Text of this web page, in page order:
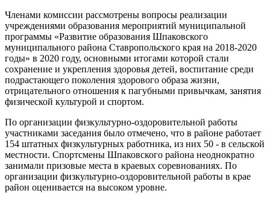
Членами комиссии рассмотрены вопросы реализации
учреждениями образования мероприятий муниципальной
программы «Развитие образования Шпаковского
муниципального района Ставропольского края на 2018-2020
годы» в 2020 году, основными итогами которой стали
сохранение и укрепления здоровья детей, воспитание среди
подрастающего поколения здорового образа жизни,
отрицательного отношения к пагубными привычкам, занятия
физической культурой и спортом.
По организации физкультурно-оздоровительной работы
участниками заседания было отмечено, что в районе работает
154 штатных физкультурных работника, из них 50 - в сельской
местности. Спортсмены Шпаковского района неоднократно
занимали призовые места в краевых соревнованиях. По
организации физкультурно-оздоровительной работы в крае
район оценивается на высоком уровне.